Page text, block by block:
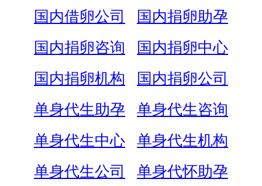
国内借卵公司
国内捐卵助孕
国内捐卵咨询
国内捐卵中心
国内捐卵机构
国内捐卵公司
单身代生助孕
单身代生咨询
单身代生中心
单身代生机构
单身代生公司
单身代怀助孕